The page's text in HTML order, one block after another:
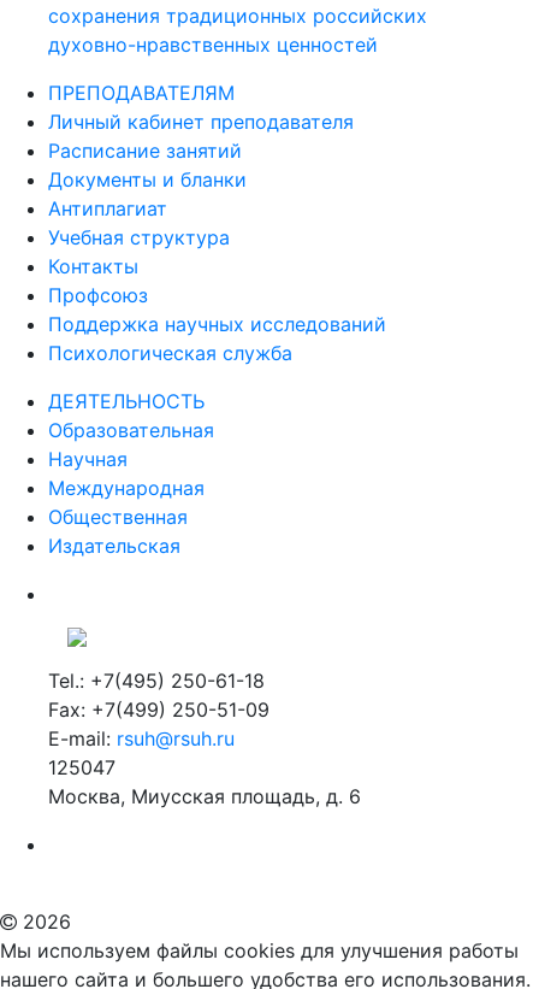
сохранения традиционных российских
духовно-нравственных ценностей
ПРЕПОДАВАТЕЛЯМ
Личный кабинет преподавателя
Расписание занятий
Документы и бланки
Антиплагиат
Учебная структура
Контакты
Профсоюз
Поддержка научных исследований
Психологическая служба
ДЕЯТЕЛЬНОСТЬ
Образовательная
Научная
Международная
Общественная
Издательская
Tel.: +7(495) 250-61-18
Fax: +7(499) 250-51-09
E-mail: rsuh@rsuh.ru
125047
Москва, Миусская площадь, д. 6
2026
Мы используем файлы cookies для улучшения работы
нашего сайта и большего удобства его использования.